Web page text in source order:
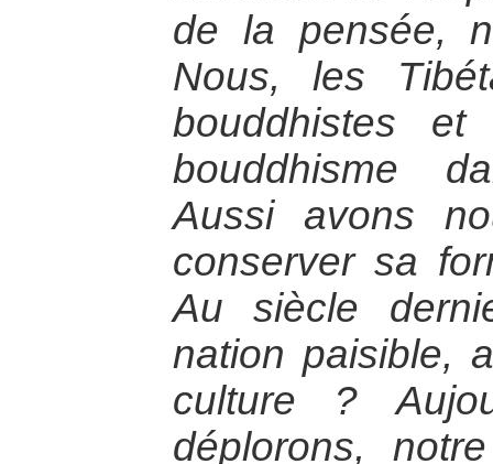
de la pensée,
Nous, les
bouddhistes
bouddhisme
Aussi avons
conserver sa
Au siècle
nation paisible,
culture ?
déplorons,